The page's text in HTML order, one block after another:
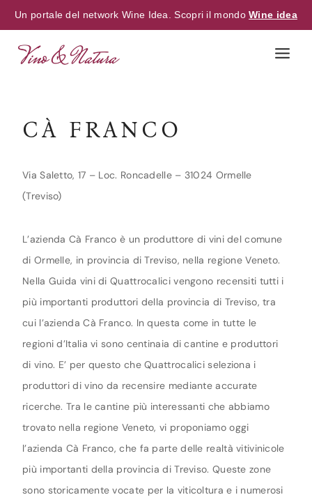
Un portale del network Wine Idea. Scopri il mondoWine idea
CÀ FRANCO
Via Saletto, 17 – Loc. Roncadelle – 31024 Ormelle
(Treviso)
L’azienda Cà Franco è un produttore di vini del comune
di Ormelle, in provincia di Treviso, nella regione Veneto.
Nella Guida vini di Quattrocalici vengono recensiti tutti i
più importanti produttori della provincia di Treviso, tra
cui l’azienda Cà Franco. In questa come in tutte le
regioni d’Italia vi sono centinaia di cantine e produttori
di vino. E’ per questo che Quattrocalici seleziona i
produttori di vino da recensire mediante accurate
ricerche. Tra le cantine più interessanti che abbiamo
trovato nella regione Veneto, vi proponiamo oggi
l’azienda Cà Franco, che fa parte delle realtà vitivinicole
più importanti della provincia di Treviso. Queste zone
sono storicamente vocate per la viticoltura e i numerosi